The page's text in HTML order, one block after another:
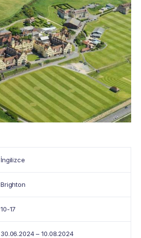
İngilizce
Brighton
10-17
30.06.2024 – 10.08.2024